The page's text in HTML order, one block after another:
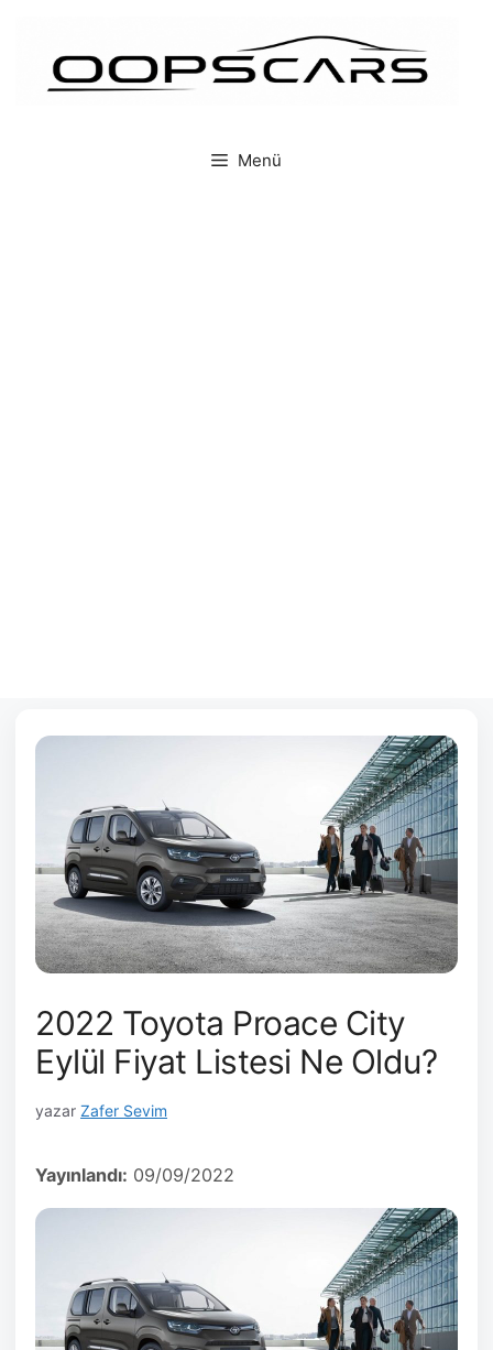
Menü
2022 Toyota Proace City
Eylül Fiyat Listesi Ne Oldu?
yazar Zafer Sevim
Yayınlandı: 09/09/2022